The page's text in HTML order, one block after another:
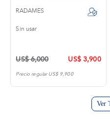
RADAMES
Sin usar
US$ 6,000 US$ 3,900
Precio regular US$ 9,900
Ver